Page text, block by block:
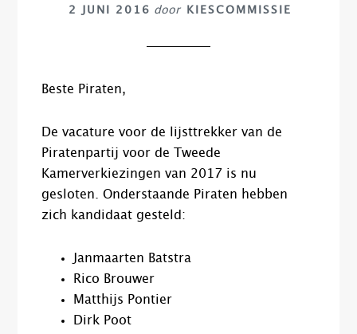
2 JUNI 2016 door KIESCOMMISSIE
Beste Piraten,
De vacature voor de lijsttrekker van de
Piratenpartij voor de Tweede
Kamerverkiezingen van 2017 is nu
gesloten. Onderstaande Piraten hebben
zich kandidaat gesteld:
Janmaarten Batstra
Rico Brouwer
Matthijs Pontier
Dirk Poot